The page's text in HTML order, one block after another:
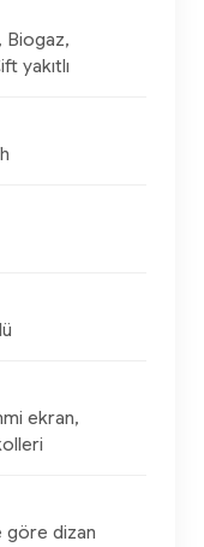
Biogaz,
yakıtlı
ekran,
göre dizan